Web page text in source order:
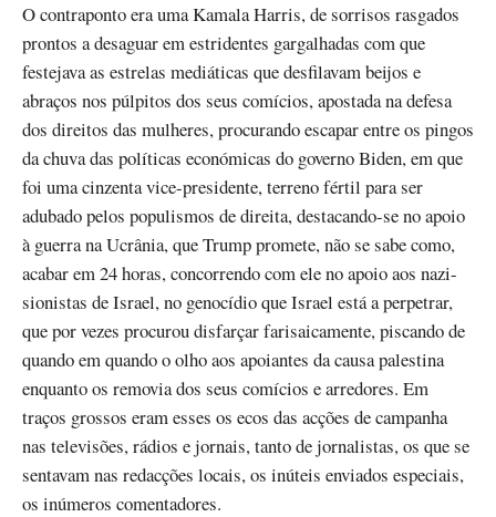
O contraponto era uma Kamala Harris, de sorrisos rasgados
prontos a desaguar em estridentes gargalhadas com que
festejava as estrelas mediáticas que desfilavam beijos e
abraços nos púlpitos dos seus comícios, apostada na defesa
dos direitos das mulheres, procurando escapar entre os pingos
da chuva das políticas económicas do governo Biden, em que
foi uma cinzenta vice-presidente, terreno fértil para ser
adubado pelos populismos de direita, destacando-se no apoio
à guerra na Ucrânia, que Trump promete, não se sabe como,
acabar em 24 horas, concorrendo com ele no apoio aos nazi-
sionistas de Israel, no genocídio que Israel está a perpetrar,
que por vezes procurou disfarçar farisaicamente, piscando de
quando em quando o olho aos apoiantes da causa palestina
enquanto os removia dos seus comícios e arredores. Em
traços grossos eram esses os ecos das acções de campanha
nas televisões, rádios e jornais, tanto de jornalistas, os que se
sentavam nas redacções locais, os inúteis enviados especiais,
os inúmeros comentadores.